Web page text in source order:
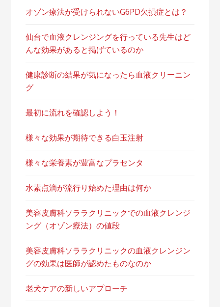
オゾン療法が受けられないG6PD欠損症とは？
仙台で血液クレンジングを行っている先生はど
んな効果があると掲げているのか
健康診断の結果が気になったら血液クリーニン
グ
最初に流れを確認しよう！
様々な効果が期待できる白玉注射
様々な栄養素が豊富なプラセンタ
水素点滴が流行り始めた理由は何か
美容皮膚科ソララクリニックでの血液クレンジ
ング（オゾン療法）の値段
美容皮膚科ソララクリニックの血液クレンジン
グの効果は医師が認めたものなのか
老犬ケアの新しいアプローチ